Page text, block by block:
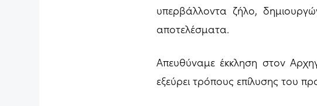
υπερβάλλοντα ζήλο,
αποτελέσματα.
Απευθύναμε έκκληση στον
εξεύρει τρόπους επίλυσης του